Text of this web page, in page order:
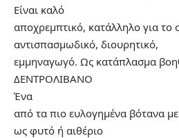
Είναι καλό
αποχρεμπτικό, κατάλληλο για το
αντισπασμωδικό, διουρητικό,
εμμηναγωγό. Ως κατάπλασμα
ΔΕΝΤΡΟΛΙΒΑΝΟ
Ένα
από τα πιο ευλογημένα βότανα
ως φυτό ή αιθέριο